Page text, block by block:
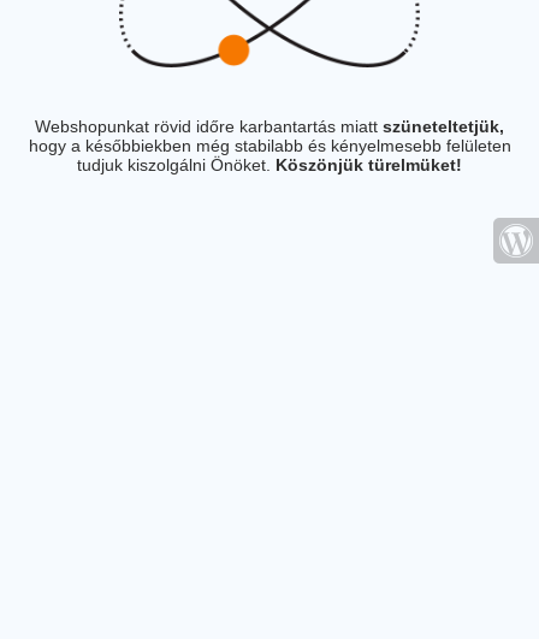
Webshopunkat rövid időre karbantartás miatt szüneteltetjük,
hogy a későbbiekben még stabilabb és kényelmesebb felületen
tudjuk kiszolgálni Önöket. Köszönjük türelmüket!